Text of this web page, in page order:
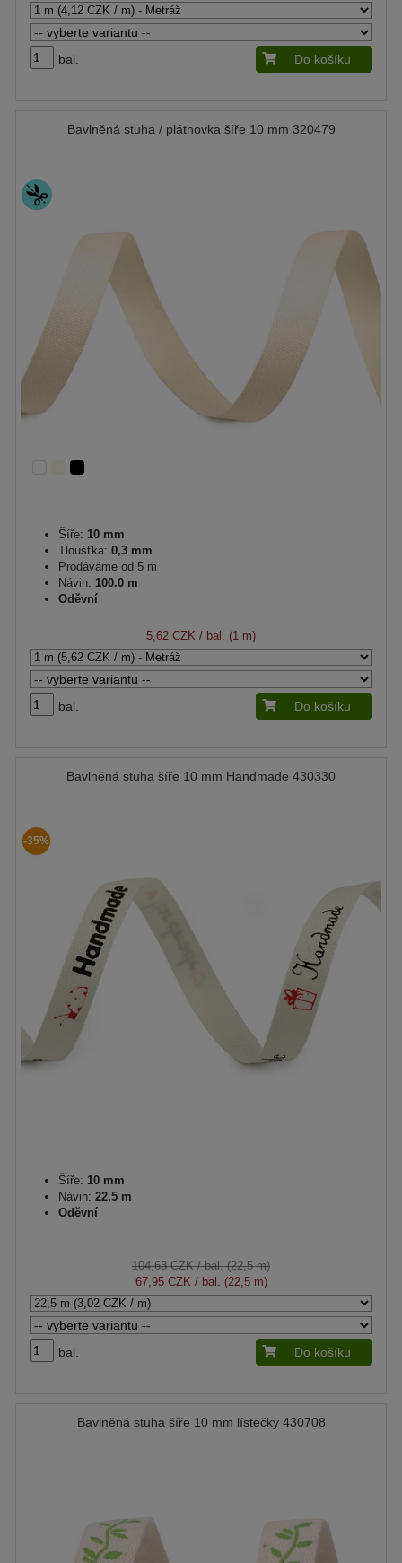
bal. Do košíku
Bavlněná stuha / plátnovka šíře 10 mm 320479
Šíře: 10 mm
Tloušťka: 0,3 mm
Prodáváme od 5 m
Návin: 100.0 m
Oděvní
5,62 CZK / bal. (1 m)
bal. Do košíku
Bavlněná stuha šíře 10 mm Handmade 430330
-35%
Šíře: 10 mm
Návin: 22.5 m
Oděvní
104,63 CZK/ bal. (22,5 m)
67,95 CZK / bal. (22,5 m)
bal. Do košíku
Bavlněná stuha šíře 10 mm lístečky 430708